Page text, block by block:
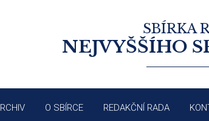
SBÍRKA
NEJVYŠŠÍHO
O SBÍRCE REDAKČNÍ RADA